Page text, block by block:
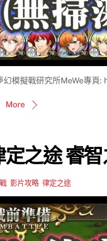
幻模擬戰研究所MeWe專
More
之途 睿
, 影片攻略, 律定之途